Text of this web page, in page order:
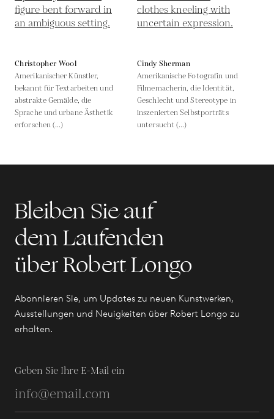
Christopher Wool
Amerikanischer Künstler,
bekannt für Textarbeiten und
abstrakte Gemälde, die
Sprache und urbane Ästhetik
erforschen (...)
Cindy Sherman
Amerikanische Fotografin und
Filmemacherin, die Identität,
Geschlecht und Stereotype in
inszenierten Selbstporträts
untersucht (...)
Bleiben Sie auf
dem Laufenden
über Robert Longo
Abonnieren Sie, um Updates zu neuen Kunstwerken,
Ausstellungen und Neuigkeiten über Robert Longo zu
erhalten.
Geben Sie Ihre E-Mail ein